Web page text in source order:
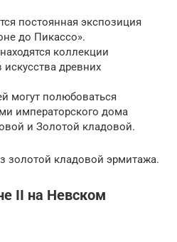
постоянная экспозиция
до Пикассо».
коллекции
древних
могут полюбоваться
императорского дома
и Золотой кладовой.
золотой кладовой эрмитажа.
II на Невском